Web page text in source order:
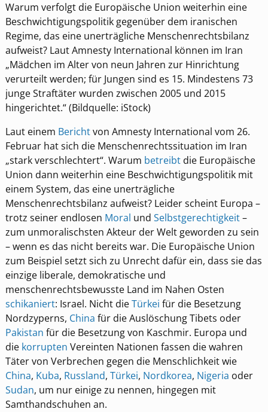
Warum verfolgt die Europäische Union weiterhin eine
Beschwichtigungspolitik gegenüber dem iranischen
Regime, das eine unerträgliche Menschenrechtsbilanz
aufweist? Laut Amnesty International können im Iran
„Mädchen im Alter von neun Jahren zur Hinrichtung
verurteilt werden; für Jungen sind es 15. Mindestens 73
junge Straftäter wurden zwischen 2005 und 2015
hingerichtet.“ (Bildquelle: iStock)
Laut einem Berichtvon Amnesty International vom 26.
Februar hat sich die Menschenrechtssituation im Iran
„stark verschlechtert“. Warum betreibtdie Europäische
Union dann weiterhin eine Beschwichtigungspolitik mit
einem System, das eine unerträgliche
Menschenrechtsbilanz aufweist? Leider scheint Europa –
trotz seiner endlosen Moral und Selbstgerechtigkeit–
zum unmoralischsten Akteur der Welt geworden zu sein
– wenn es das nicht bereits war. Die Europäische Union
zum Beispiel setzt sich zu Unrecht dafür ein, dass sie das
einzige liberale, demokratische und
menschenrechtsbewusste Land im Nahen Osten
schikaniert: Israel. Nicht dieTürkei für die Besetzung
Nordzyperns, China für die Auslöschung Tibets oder
Pakistan für die Besetzung von Kaschmir. Europa und
die korrupten Vereinten Nationen fassen die wahren
Täter von Verbrechen gegen die Menschlichkeit wie
China, Kuba, Russland, Türkei, Nordkorea, Nigeria oder
Sudan, um nur einige zu nennen, hingegen mit
Samthandschuhen an.